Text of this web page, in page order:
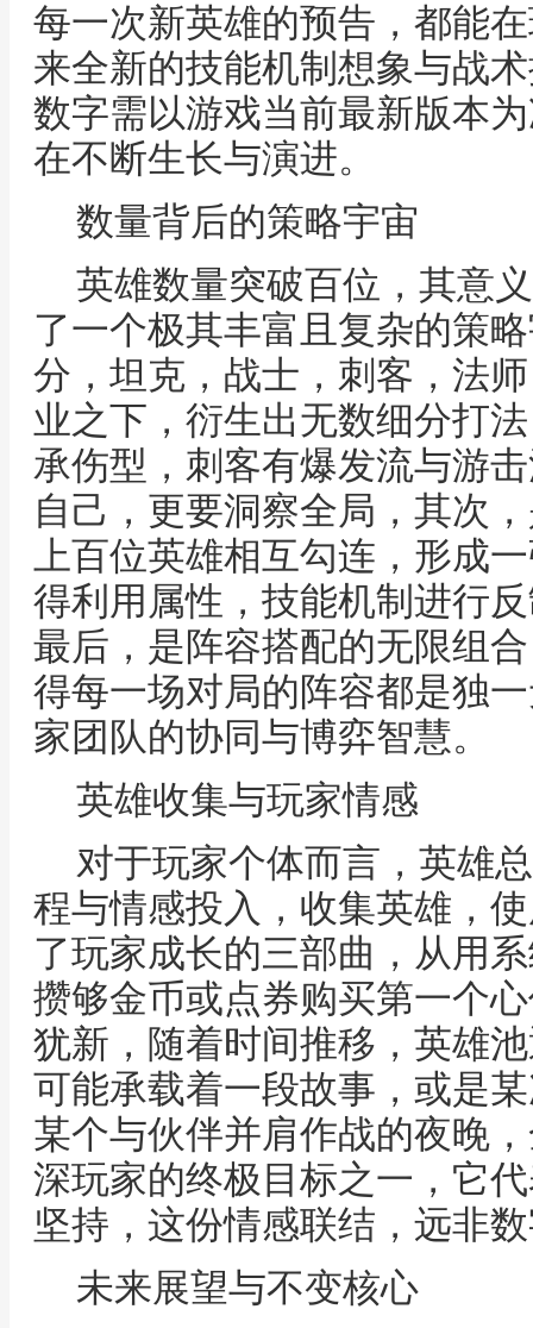
每一次新英雄的预告，都能
来全新的技能机制想象与战
数字需以游戏当前最新版本
在不断生长与演进。
数量背后的策略宇宙
英雄数量突破百位，其意
了一个极其丰富且复杂的策
分，坦克，战士，刺客，法
业之下，衍生出无数细分打
承伤型，刺客有爆发流与游
自己，更要洞察全局，其次
上百位英雄相互勾连，形成
得利用属性，技能机制进行
最后，是阵容搭配的无限组
得每一场对局的阵容都是独
家团队的协同与博弈智慧。
英雄收集与玩家情感
对于玩家个体而言，英雄
程与情感投入，收集英雄，
了玩家成长的三部曲，从用
攒够金币或点券购买第一个
犹新，随着时间推移，英雄
可能承载着一段故事，或是
某个与伙伴并肩作战的夜晚
深玩家的终极目标之一，它
坚持，这份情感联结，远非
未来展望与不变核心